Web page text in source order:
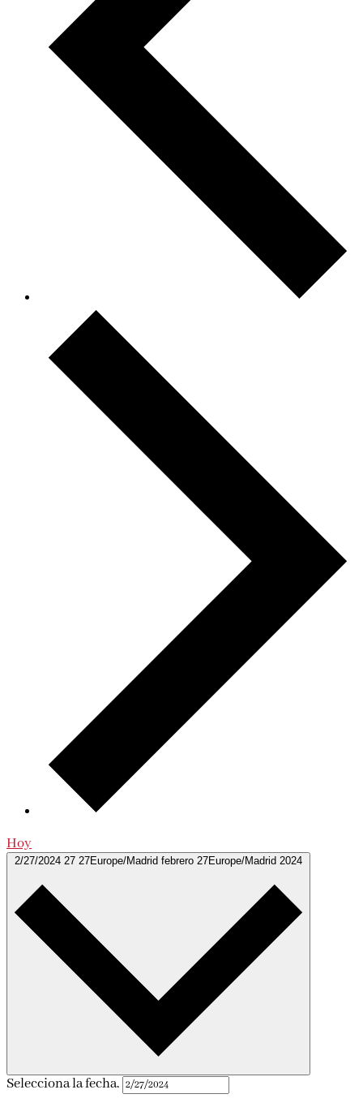
Hoy
2/27/2024 27 27Europe/Madrid febrero 27Europe/Madrid 2024
Selecciona la fecha.